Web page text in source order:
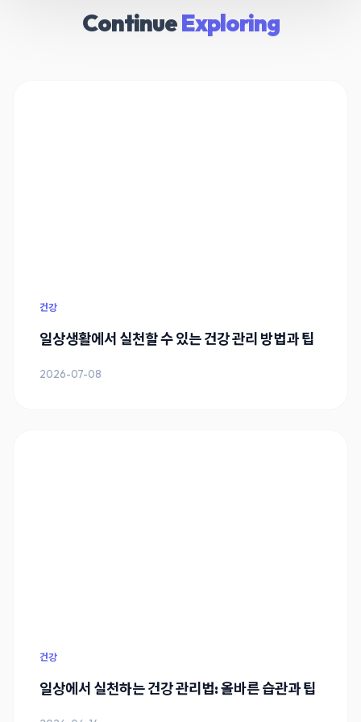
ContinueExploring
건강
일상생활에서 실천할 수 있는 건강 관리 방법과 팁
2026-07-08
건강
일상에서 실천하는 건강 관리법: 올바른 습관과 팁